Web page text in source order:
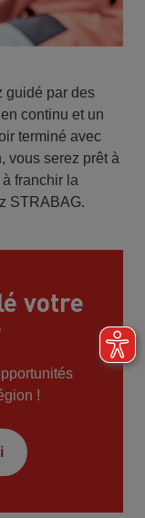
guidé par des
continu et un
terminé avec
vous serez prêt à
franchir la
STRABAG.
votre
!